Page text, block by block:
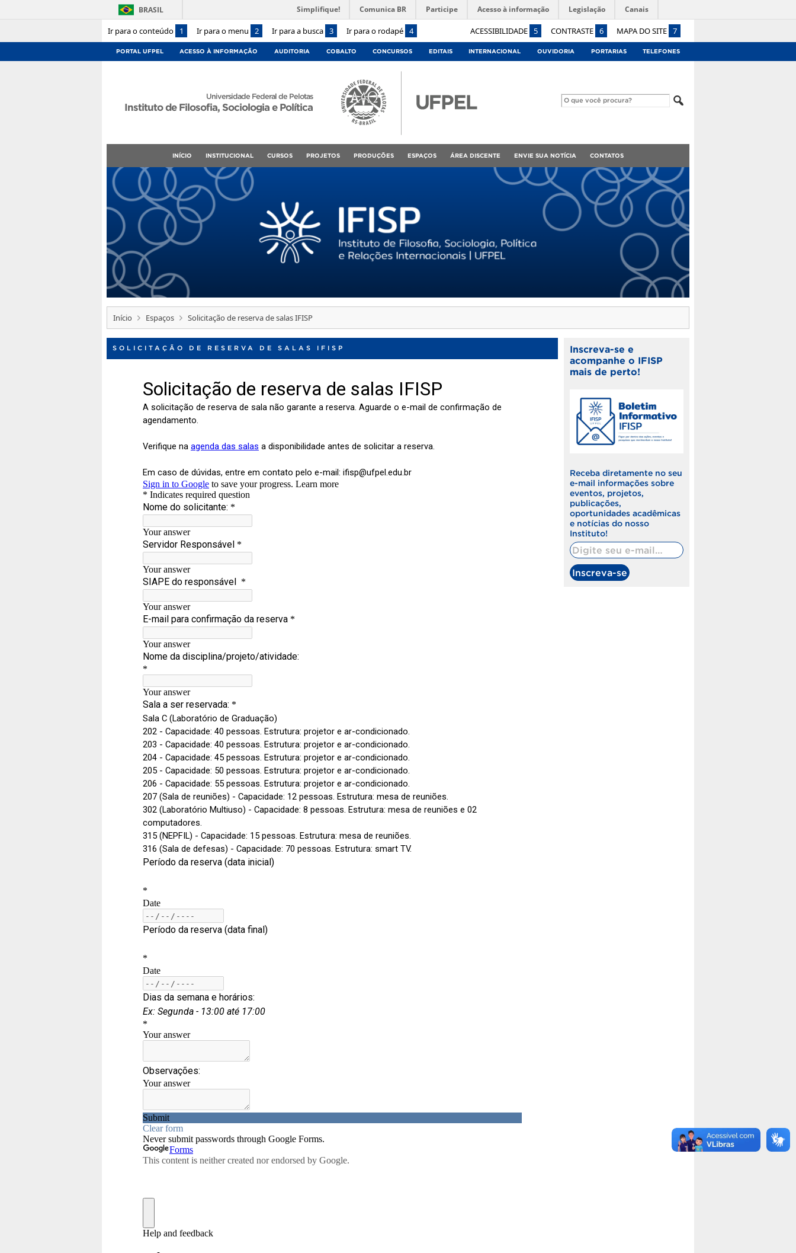
Ir para o conteúdo 1 Ir para o menu 2 Ir para a busca 3 Ir para o rodapé 4 ACESSIBILIDADE 5 CONTRASTE 6 MAPA DO SITE 7
BRASIL Simplifique! Comunica BR Participe Acesso à informação Legislação Canais
PORTAL UFPEL ACESSO À INFORMAÇÃO AUDITORIA COBALTO CONCURSOS EDITAIS INTERNACIONAL OUVIDORIA PORTARIAS TELEFONES
Universidade Federal de Pelotas
Instituto de Filosofia, Sociologia e Política
INÍCIO INSTITUCIONAL CURSOS PROJETOS PRODUÇÕES ESPAÇOS ÁREA DISCENTE ENVIE SUA NOTÍCIA CONTATOS
Início Espaços Solicitação de reserva de salas IFISP
SOLICITAÇÃO DE RESERVA DE SALAS IFISP
Inscreva-se e
acompanhe o IFISP
mais de perto!
Receba diretamente no seu
e-mail informações sobre
eventos, projetos,
publicações,
oportunidades acadêmicas
e notícias do nosso
Instituto!
Digite seu e-mail…
Inscreva-se